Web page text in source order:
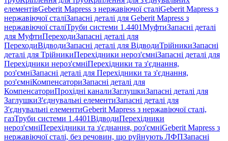
елементівGeberit Mapress з нержавіючої сталіGeberit Mapress з
нержавіючої сталіЗапасні деталі для Geberit Mapress з
нержавіючої сталіТруби системи 1.4401МуфтиЗапасні деталі
для МуфтиПереходиЗапасні деталі для
ПереходиВідводиЗапасні деталі для ВідводиТрійникиЗапасні
деталі для ТрійникиПерехідники нероз'ємніЗапасні деталі для
Перехідники нероз'ємніПерехідники та з'єднання,
роз'ємніЗапасні деталі для Перехідники та з'єднання,
роз'ємніКомпенсаториЗапасні деталі для
КомпенсаториПрохідні каналиЗаглушкиЗапасні деталі для
ЗаглушкиЗ'єднувальні елементиЗапасні деталі для
З'єднувальні елементиGeberit Mapress з нержавіючої сталі,
газТруби системи 1.4401ВідводиПерехідники
нероз'ємніПерехідники та з'єднання, роз'ємніGeberit Mapress з
нержавіючої сталі, без речовин, що руйнують ЛФПЗапасні